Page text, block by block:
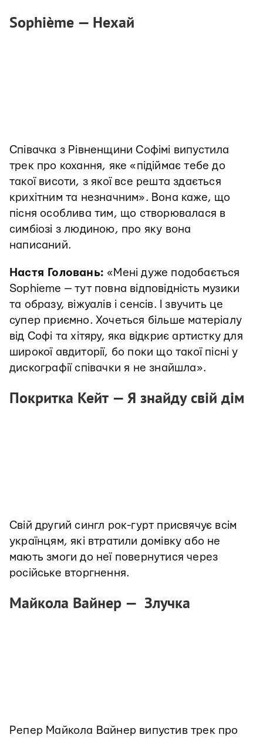
Sophième — Нехай
Співачка з Рівненщини Софімі випустила
трек про кохання, яке «підіймає тебе до
такої висоти, з якої все решта здається
крихітним та незначним». Вона каже, що
пісня особлива тим, що створювалася в
симбіозі з людиною, про яку вона
написаний.
Настя Головань:«Мені дуже подобається
Sophieme — тут повна відповідність музики
та образу, віжуалів і сенсів. І звучить це
супер приємно. Хочеться більше матеріалу
від Софі та хітяру, яка відкриє артистку для
широкої авдиторії, бо поки що такої пісні у
дискографії співачки я не знайшла».
Покритка Кейт — Я знайду свій дім
Свій другий сингл рок-гурт присвячує всім
українцям, які втратили домівку або не
мають змоги до неї повернутися через
російське вторгнення.
Майкола Вайнер — Злучка
Репер Майкола Вайнер випустив трек про